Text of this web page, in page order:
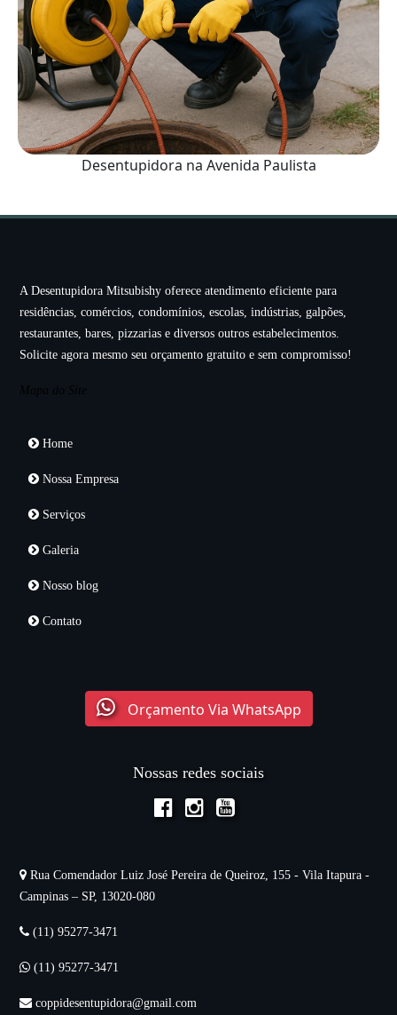
Desentupidora na Avenida Paulista
A Desentupidora Mitsubishy oferece atendimento eficiente para
residências, comércios, condomínios, escolas, indústrias, galpões,
restaurantes, bares, pizzarias e diversos outros estabelecimentos.
Solicite agora mesmo seu orçamento gratuito e sem compromisso!
Mapa do Site
Home
Nossa Empresa
Serviços
Galeria
Nosso blog
Contato
Orçamento Via WhatsApp
Nossas redes sociais
Rua Comendador Luiz José Pereira de Queiroz, 155 - Vila Itapura -
Campinas – SP, 13020-080
(11) 95277-3471
(11) 95277-3471
coppidesentupidora@gmail.com